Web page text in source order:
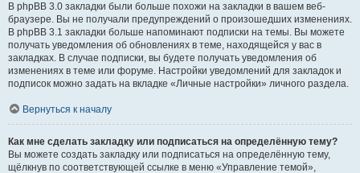
В phpBB 3.0 закладки были больше похожи на закладки в вашем веб-
браузере. Вы не получали предупреждений о произошедших изменениях.
В phpBB 3.1 закладки больше напоминают подписки на темы. Вы можете
получать уведомления об обновлениях в теме, находящейся у вас в
закладках. В случае подписки, вы будете получать уведомления об
изменениях в теме или форуме. Настройки уведомлений для закладок и
подписок можно задать на вкладке «Личные настройки» личного раздела.
Вернуться к началу
Как мне сделать закладку или подписаться на определённую тему?
Вы можете создать закладку или подписаться на определённую тему,
щёлкнув по соответствующей ссылке в меню «Управление темой»,